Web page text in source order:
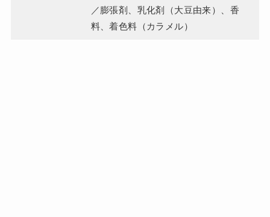
／膨張剤、乳化剤（大豆由来）、香
料、着色料（カラメル）